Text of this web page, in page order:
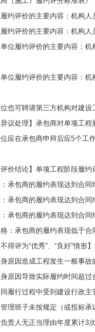
评价的主要内容：机构人
评价的主要内容：机构人
履约评价的主要内容：机
履约评价的主要内容：机
可聘请第三方机构对建设
处理】承包商对单项工程
在承包商申辩后应5个工作
结论】单项工程阶段履约
包商的履约表现达到合同
包商的履约表现达到合同
包商的履约表现达到合同
承包商的履约表现低于合
评为“优秀”、“良好”情形】
因造成工程发生一般事故
因导致实际履约时间超过
行过程中受到建设行政主
班子未按规定（或投标承
人无正当理由年度累计3